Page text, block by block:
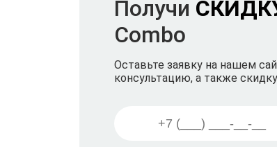
Получи
Combo
Оставьте заявку на нашем
консультацию, а также